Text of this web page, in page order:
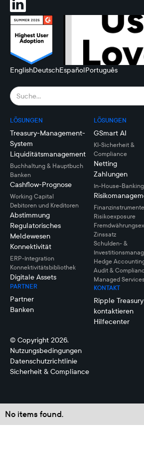
EnglishDeutschEspañolPortuguês
LÖSUNGEN
Treasury-Management-
System
Liquiditätsmanagement
Buchhaltung & Hauptbuch
Banken
Cashflow-Prognose
Working Capital
Debitoren und Kreditoren
Abstimmung
Regulatorisches
Meldewesen
Konnektivität
ERP-Integration
Konnektivitätsbibliothek
Digitale Assets
PARTNER
Partner
Banken
LÖSUNGEN
GSmart AI
KI-Sicherheit &
Compliance
Netting
Zahlungen
In-House-Banking
Finanzinstrumente
Risikoexposure
Zinssatz
Schulden- &
Hedge
Audit &
Managed Services
KONTAKT
Ripple Treasury
kontaktieren
Hilfecenter
© Copyright 2026.
Nutzungsbedingungen
Datenschutzrichtlinie
Sicherheit & Compliance
No items found.